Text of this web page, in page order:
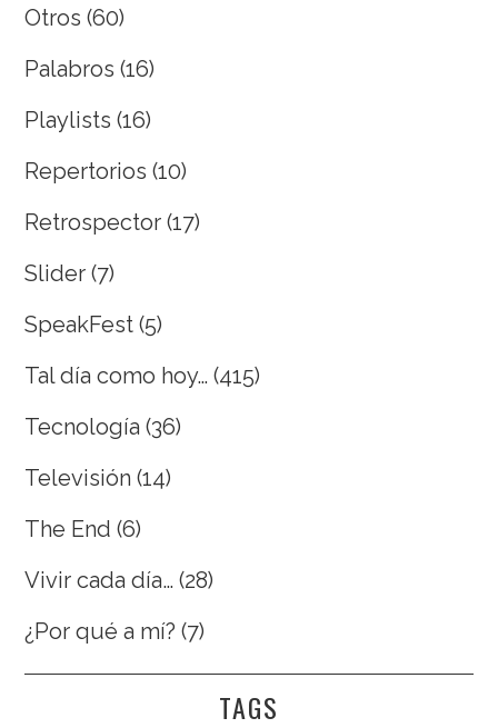
Otros (60)
Palabros (16)
Playlists (16)
Repertorios (10)
Retrospector (17)
Slider (7)
SpeakFest (5)
Tal día como hoy… (415)
Tecnología (36)
Televisión (14)
The End (6)
Vivir cada día… (28)
¿Por qué a mí? (7)
TAGS